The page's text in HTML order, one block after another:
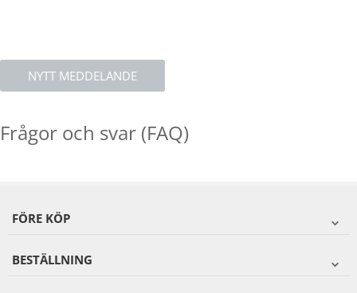
NYTT MEDDELANDE
Frågor och svar (FAQ)
FÖRE KÖP
BESTÄLLNING